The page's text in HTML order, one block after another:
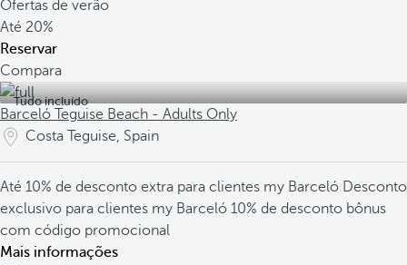
Ofertas de verão
Até 20%
Reservar
Compara
Tudo incluído
Barceló Teguise Beach - Adults Only
Costa Teguise, Spain
Até 10% de desconto extra para clientes my Barceló Desconto
exclusivo para clientes my Barceló 10% de desconto bônus
com código promocional
Mais informações